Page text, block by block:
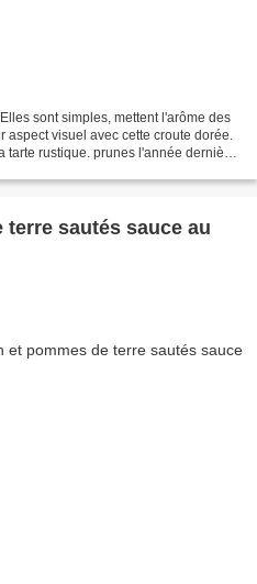
sont simples, mettent l'arôme des
visuel avec cette croute dorée.
rustique. prunes l'année dernière,
terre sautés sauce au